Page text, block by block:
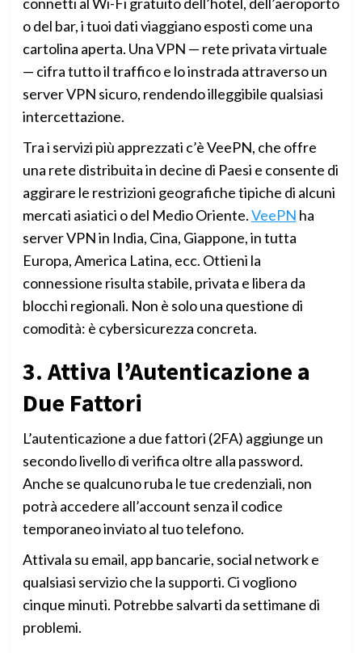
o del bar, i tuoi dati viaggiano esposti come una
cartolina aperta. Una VPN — rete privata virtuale
— cifra tutto il traffico e lo instrada attraverso un
server VPN sicuro, rendendo illeggibile qualsiasi
intercettazione.
Tra i servizi più apprezzati c’è VeePN, che offre
una rete distribuita in decine di Paesi e consente di
aggirare le restrizioni geografiche tipiche di alcuni
mercati asiatici o del Medio Oriente.VeePN ha
server VPN in India, Cina, Giappone, in tutta
Europa, America Latina, ecc. Ottieni la
connessione risulta stabile, privata e libera da
blocchi regionali. Non è solo una questione di
comodità: è cybersicurezza concreta.
3. Attiva l’Autenticazione a
Due Fattori
L’autenticazione a due fattori (2FA) aggiunge un
secondo livello di verifica oltre alla password.
Anche se qualcuno ruba le tue credenziali, non
potrà accedere all’account senza il codice
temporaneo inviato al tuo telefono.
Attivala su email, app bancarie, social network e
qualsiasi servizio che la supporti. Ci vogliono
cinque minuti. Potrebbe salvarti da settimane di
problemi.